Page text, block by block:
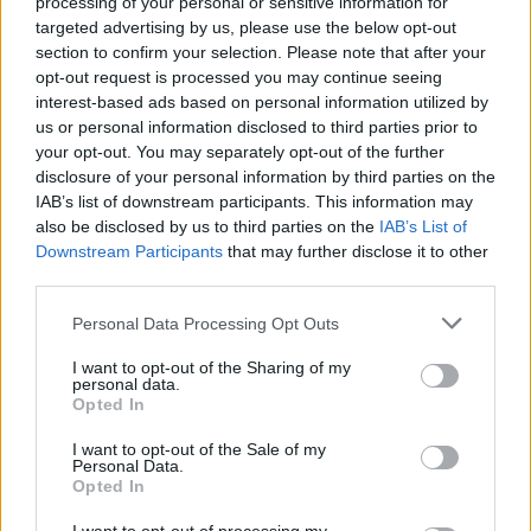
targeted advertising by us, please use the below opt-out
section to confirm your selection. Please note that after your
opt-out request is processed you may continue seeing
interest-based ads based on personal information utilized by
us or personal information disclosed to third parties prior to
your opt-out. You may separately opt-out of the further
disclosure of your personal information by third parties on the
IAB’s list of downstream participants. This information may
also be disclosed by us to third parties on the IAB’s List of
Downstream Participants that may further disclose it to other
Please note that this website/app uses one or more Google
not limited to your visit or usage behaviour. You may click to
grant or deny consent to Google and its third-party tags to
use your data for below specified purposes in below Google
consent section.
Personal Data Processing Opt Outs
I want to opt-out of the Sharing of my
personal data.
Opted In
I want to opt-out of the Sale of my
Personal Data.
Opted In
követve. Először ezt a cég úgy jelentette be, mint egy
izgalmas új testreszabhatósági lehetőséget, csak akkor
még nem mondta, hogy fizetni is kell majd érte.
A héten a Rivals csapata tudatta a világgal, hogy nem
csak hogy fizetni kell majd a funkcióért, de egy új valutát,
az Unstable Moleculest is bevezetik hozzá. Egy
átszínezéshez 600 UM-mel kell fizetnünk
melyeket Lattice-ből vehetjük meg. Ez egy fizetős valuta,
egy-egy festésért.
A közösség lelkesedése ezzel el is múlt.
Hype totally gone, 600 ait it chief